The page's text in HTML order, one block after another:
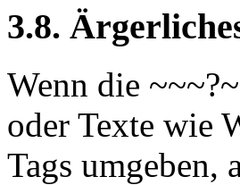
3.8.
Wenn die
oder Texte wie
Tags umgeben,